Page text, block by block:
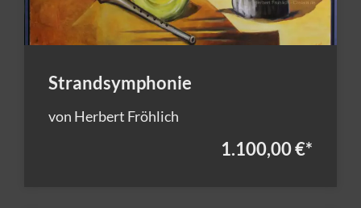
Strandsymphonie
von Herbert Fröhlich
1.100,00 €*